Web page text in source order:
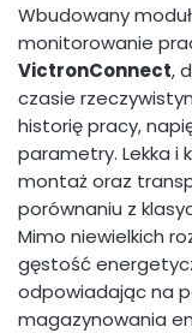
Wbudowany
monitorowanie
VictronConnect,
czasie
historię pracy,
parametry. Lekka i
montaż oraz
porównaniu z
Mimo niewielkich
gęstość
odpowiadając na
magazynowania